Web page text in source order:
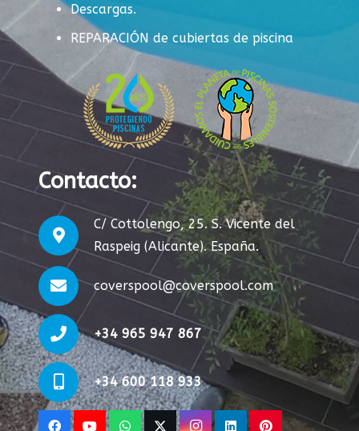
Descargas.
REPARACIÓN de cubiertas de piscina
Contacto:
C/ Cottolengo, 25. S. Vicente del
Raspeig (Alicante). España.
coverspool@coverspool.com
+34 965 947 867
+34 600 118 933